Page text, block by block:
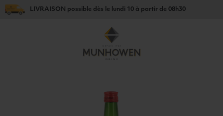
LIVRAISON possible dès le lundi 10 à partir de 08h30